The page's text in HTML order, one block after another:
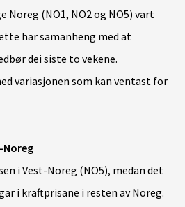
Noreg (NO1, NO2 og NO5) vart
har samanheng med at
dei siste to vekene.
variasjonen som kan ventast for
Noreg
i Vest-Noreg (NO5), medan det
i kraftprisane i resten av Noreg.